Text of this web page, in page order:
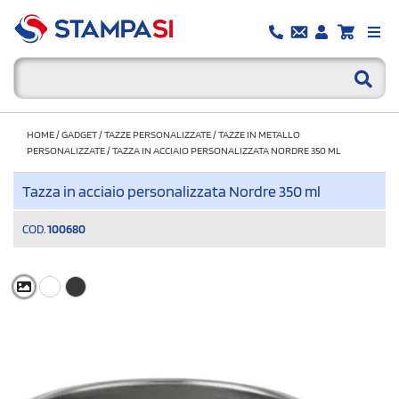
HOME/GADGET/TAZZE PERSONALIZZATE/TAZZE IN METALLO
PERSONALIZZATE/TAZZA IN ACCIAIO PERSONALIZZATA NORDRE 350 ML
Tazza in acciaio personalizzata Nordre 350 ml
COD. 100680